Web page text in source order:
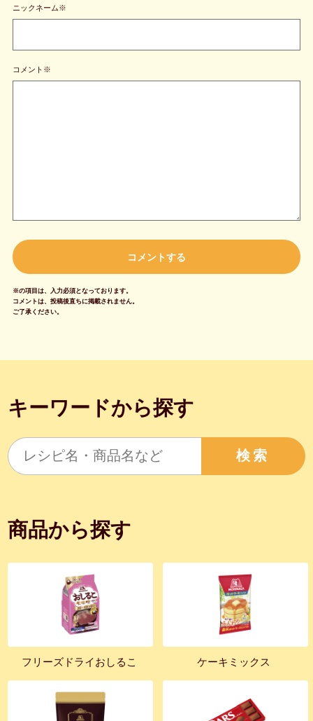
ニックネーム※
コメント※
※の項目は、入力必須となっております。
コメントは、投稿後直ちに掲載されません。
ご了承ください。
キーワードから探す
検索
商品から探す
フリーズドライおしるこ ケーキミックス